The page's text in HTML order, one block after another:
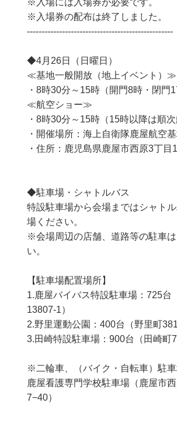
※入場券の配布は終了しました。
--------------------------------------------------
◆4月26日（日曜日）
≪基地一般開放（地上イベント）≫
・8時30分～15時（開門8時・閉門
≪航空ショー≫
・8時30分～15時（15時以降は順次
・開催場所：海上自衛隊鹿屋航空
・住所：鹿児島県鹿屋市西原3丁目
​◆駐車場・シャトルバス
特設駐車場から会場まではシャト
場ください。
※会場周辺の店舗、道路等の駐車
い。
【​駐車場配置場所】
1.鹿屋バイバス特設駐車場：725台
13807-1）
2.野里運動公園：400台（野里町
​3.田崎特設駐車場：900台​（田崎町
※二輪車、（バイク・自転車）駐
鹿屋看護専門学校駐車場（鹿屋市西
7−40）